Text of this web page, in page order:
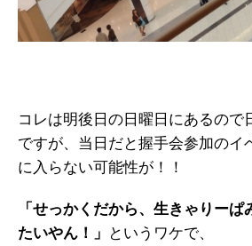
コレは明後日の日曜日にあるので
ですが、当日だと握手会参加のイ
に入らない可能性が！！
「せっかくだから、生きゃりーぱ
たいやん！」
というワケで、